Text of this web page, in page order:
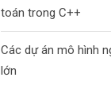
toán trong C++
Các dự án mô hình
lớn